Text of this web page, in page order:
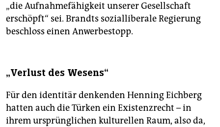
„die Aufnahme­fähigkeit unserer Gesellschaft
erschöpft“ sei. Brandts sozialliberale Regierung
beschloss einen Anwerbestopp.
„Verlust des Wesens“
Für den identitär denkenden Henning Eichberg
hatten auch die Türken ein Existenzrecht – in
ihrem ursprünglichen kulturellen Raum, also da,